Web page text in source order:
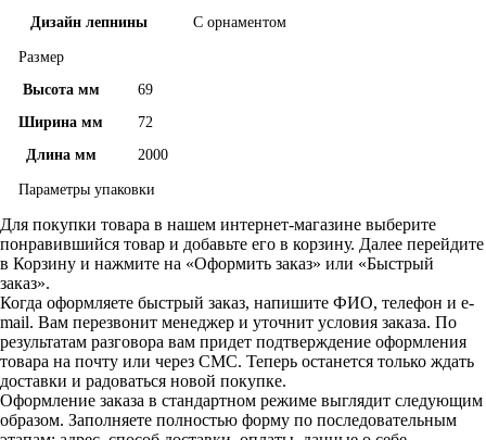
Дизайн лепнины
С орнаментом
Размер
Высота мм
69
Ширина мм
72
Длина мм
2000
Параметры упаковки
Для покупки товара в нашем интернет-магазине выберите
понравившийся товар и добавьте его в корзину. Далее перейдите
в Корзину и нажмите на «Оформить заказ» или «Быстрый
заказ».
Когда оформляете быстрый заказ, напишите ФИО, телефон и e-
mail. Вам перезвонит менеджер и уточнит условия заказа. По
результатам разговора вам придет подтверждение оформления
товара на почту или через СМС. Теперь останется только ждать
доставки и радоваться новой покупке.
Оформление заказа в стандартном режиме выглядит следующим
образом. Заполняете полностью форму по последовательным